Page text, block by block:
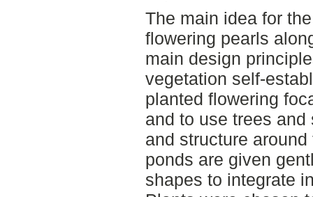
The main idea for
flowering pearls
main design
vegetation self-
planted flowering
and to use trees
and structure
ponds are given
shapes to integrate